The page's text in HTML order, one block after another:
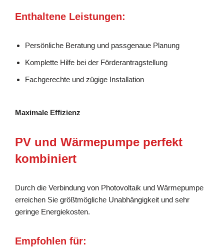
Enthaltene Leistungen:
Persönliche Beratung und passgenaue Planung
Komplette Hilfe bei der Förderantragstellung
Fachgerechte und zügige Installation
Maximale Effizienz
PV und Wärmepumpe perfekt
kombiniert
Durch die Verbindung von Photovoltaik und Wärmepumpe
erreichen Sie größtmögliche Unabhängigkeit und sehr
geringe Energiekosten.
Empfohlen für: